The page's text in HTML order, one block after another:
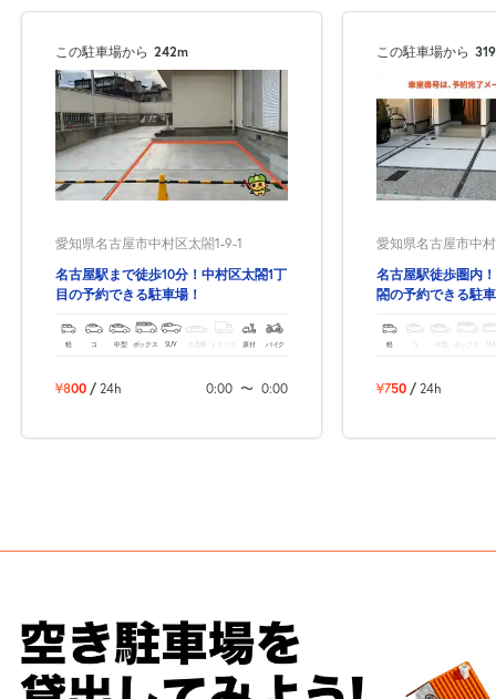
この駐車場から 242m
愛知県名古屋市中村区太閤1-9-1
名古屋駅まで徒歩10分！中村区太閤1丁
目の予約できる駐車場！
軽 コ 中型 ボックス SUV 大型車 トラック 原付 バイク
¥800 / 24h 0:00 〜 0:00
この駐車場から
愛知県名古屋市中
名古屋駅徒歩圏内
閤の予約できる駐
軽 中型 ボックス
¥750 / 24h